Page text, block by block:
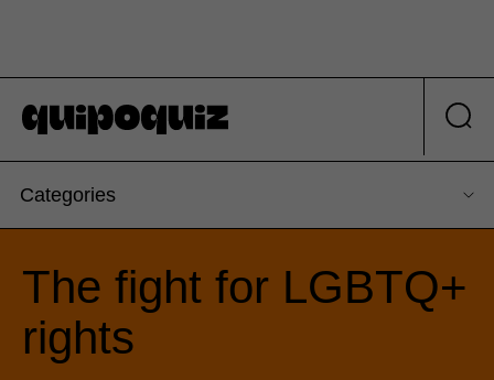
Categories
The fight for LGBTQ+
rights